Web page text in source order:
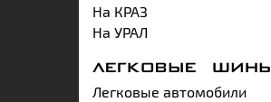
На КРАЗ
На УРАЛ
ЛЕГКОВЫЕ ШИНЫ
Легковые автомобили